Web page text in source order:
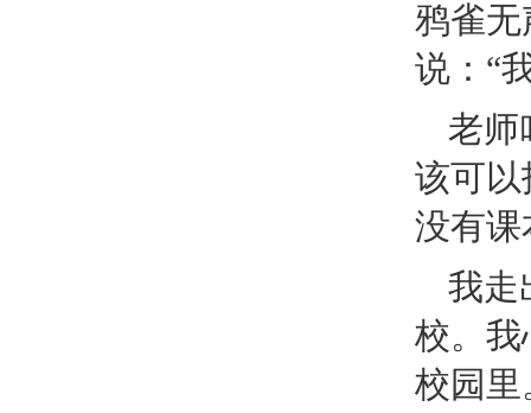
鸦雀无
说：“
老师
该可以
没有课
我走
校。我
校园里